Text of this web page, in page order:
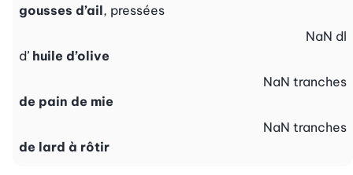
gousses d’ail, pressées
d’ huile d’olive
NaN dl
de pain de mie
NaN tranches
de lard à rôtir
NaN tranches